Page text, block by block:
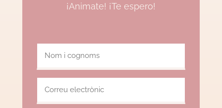
¡Animate! ¡Te espero!